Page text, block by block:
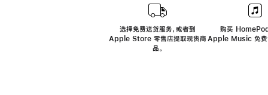
选择免费送货服务，或者到
Apple Store 零售店提取现货商
品。
购买
Apple Music 免费